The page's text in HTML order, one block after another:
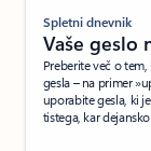
Spletni dnevnik
Vaše geslo
Preberite več o
gesla – na primer
uporabite gesla, ki
tistega, kar